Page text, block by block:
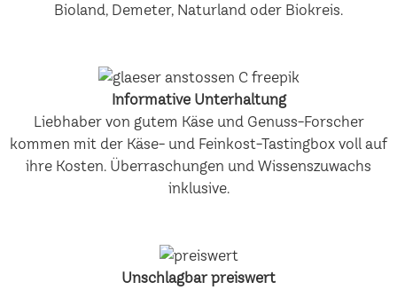
Bioland, Demeter, Naturland oder Biokreis.
Informative Unterhaltung
Liebhaber von gutem Käse und Genuss-Forscher
kommen mit der Käse- und Feinkost-Tastingbox voll auf
ihre Kosten. Überraschungen und Wissenszuwachs
inklusive.
Unschlagbar preiswert